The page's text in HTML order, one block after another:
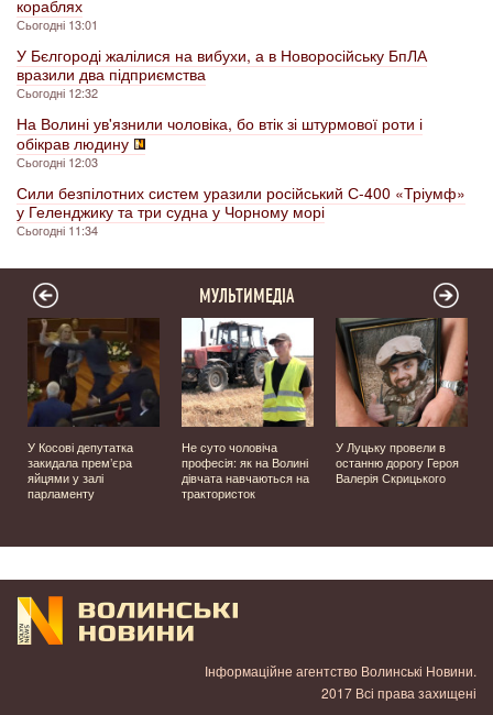
кораблях
Сьогодні 13:01
У Бєлгороді жалілися на вибухи, а в Новоросійську БпЛА
вразили два підприємства
Сьогодні 12:32
На Волині ув'язнили чоловіка, бо втік зі штурмової роти і
обікрав людину
Сьогодні 12:03
Сили безпілотних систем уразили російський С-400 «Тріумф»
у Геленджику та три судна у Чорному морі
Сьогодні 11:34
МУЛЬТИМЕДІА
У Косові депутатка
закидала прем’єра
яйцями у залі
парламенту
Не суто чоловіча
професія: як на Волині
дівчата навчаються на
трактористок
У Луцьку провели в
останню дорогу Героя
Валерія Скрицького
Інформаційне агентство Волинські Новини.
2017 Всі права захищені